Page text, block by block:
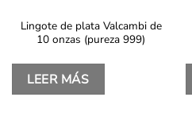
Lingote de plata Valcambi de
10 onzas (pureza 999)
LEER MÁS